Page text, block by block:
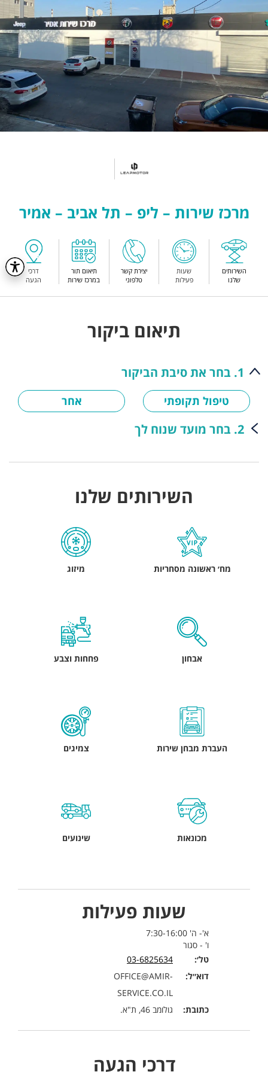
מרכז שירות – ליפ – תל אביב – אמיר
השירותים
שלנו
שעות
פעילות
יצירת קשר
טלפוני
תיאום תור
במרכז שירות
דרכי
הגעה
תיאום ביקור
1. בחר את סיבת הביקור
טיפול תקופתי אחר
2. בחר מועד שנוח לך
השירותים שלנו
מח׳ ראשונה מסחריות מיזוג
אבחון פחחות וצבע
העברת מבחן שירות צמיגים
מכונאות שינועים
שעות פעילות
א'- ה' 7:30-16:00
ו' - סגור
טל׳:
03-6825634
דוא״ל:
OFFICE@AMIR-
SERVICE.CO.IL
כתובת:
גולומב 46, ת"א.
דרכי הגעה